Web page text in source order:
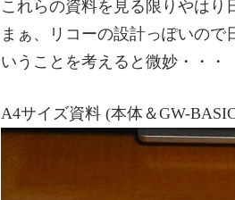
これらの資料を見る限りやはり
まぁ、リコーの設計っぽいので
いうことを考えると微妙・・・
A4サイズ資料 (本体＆GW-